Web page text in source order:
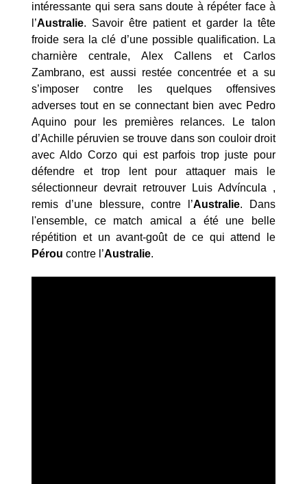
intéressante qui sera sans doute à répéter face à
l’Australie. Savoir être patient et garder la tête
froide sera la clé d’une possible qualification. La
charnière centrale, Alex Callens et Carlos
Zambrano, est aussi restée concentrée et a su
s’imposer contre les quelques offensives
adverses tout en se connectant bien avec Pedro
Aquino pour les premières relances. Le talon
d’Achille péruvien se trouve dans son couloir droit
avec Aldo Corzo qui est parfois trop juste pour
défendre et trop lent pour attaquer mais le
sélectionneur devrait retrouver Luis Advíncula ,
remis d’une blessure, contre l’Australie. Dans
l'ensemble, ce match amical a été une belle
répétition et un avant-goût de ce qui attend le
Pérou contre l’Australie.